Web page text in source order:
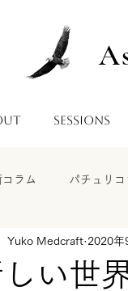
Sessions
コラム パチュリコ
い世
Yuko Medcraft 2020年